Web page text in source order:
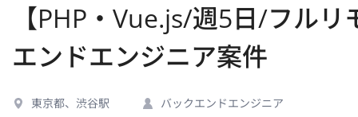
【PHP・Vue.js/週5日/フル
エンドエンジニア案件
東京都、渋谷駅 バックエンドエンジニア